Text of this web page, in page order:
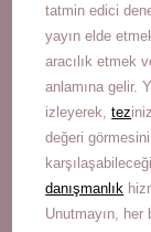
tatmin edici
yayın elde
aracılık etmek
anlamına gelir.
izleyerek,tez
değeri
danışmanlık
Unutmayın,